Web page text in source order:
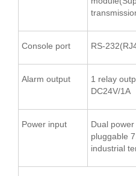
Console port RS-
Alarm output
1 relay
DC24V/1A
Power input
Dual
pluggable
industrial